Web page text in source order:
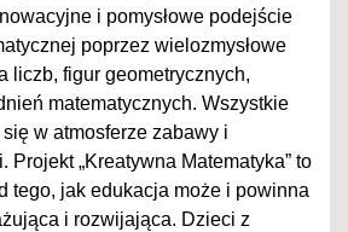
i pomysłowe podejście
poprzez wielozmysłowe
liczb, figur geometrycznych,
matematycznych. Wszystkie
w atmosferze zabawy i
Projekt „Kreatywna Matematyka” to
tego, jak edukacja może i powinna
i rozwijająca. Dzieci z